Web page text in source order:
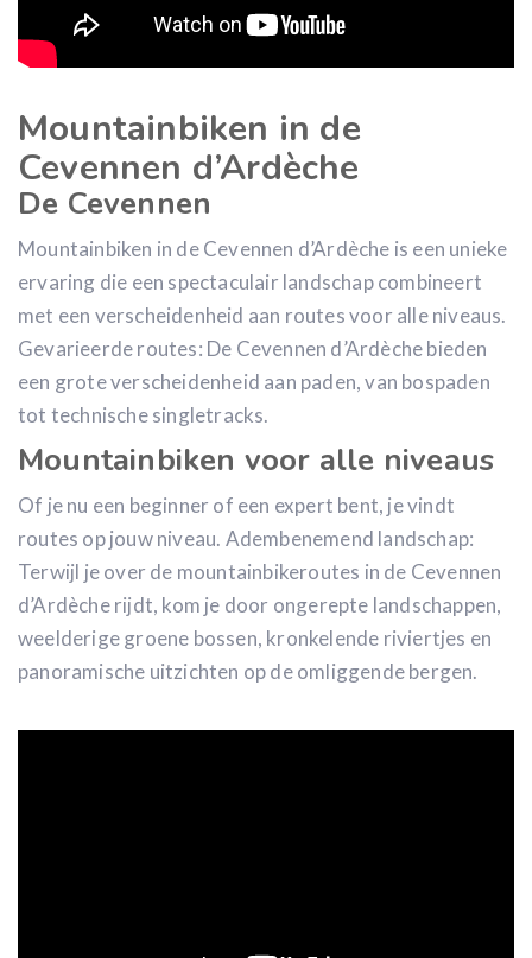
Mountainbiken in de
Cevennen d’Ardèche
De Cevennen
Mountainbiken in de Cevennen d’Ardèche is een unieke
ervaring die een spectaculair landschap combineert
met een verscheidenheid aan routes voor alle niveaus.
Gevarieerde routes: De Cevennen d’Ardèche bieden
een grote verscheidenheid aan paden, van bospaden
tot technische singletracks.
Mountainbiken voor alle niveaus
Of je nu een beginner of een expert bent, je vindt
routes op jouw niveau. Adembenemend landschap:
Terwijl je over de mountainbikeroutes in de Cevennen
d’Ardèche rijdt, kom je door ongerepte landschappen,
weelderige groene bossen, kronkelende riviertjes en
panoramische uitzichten op de omliggende bergen.